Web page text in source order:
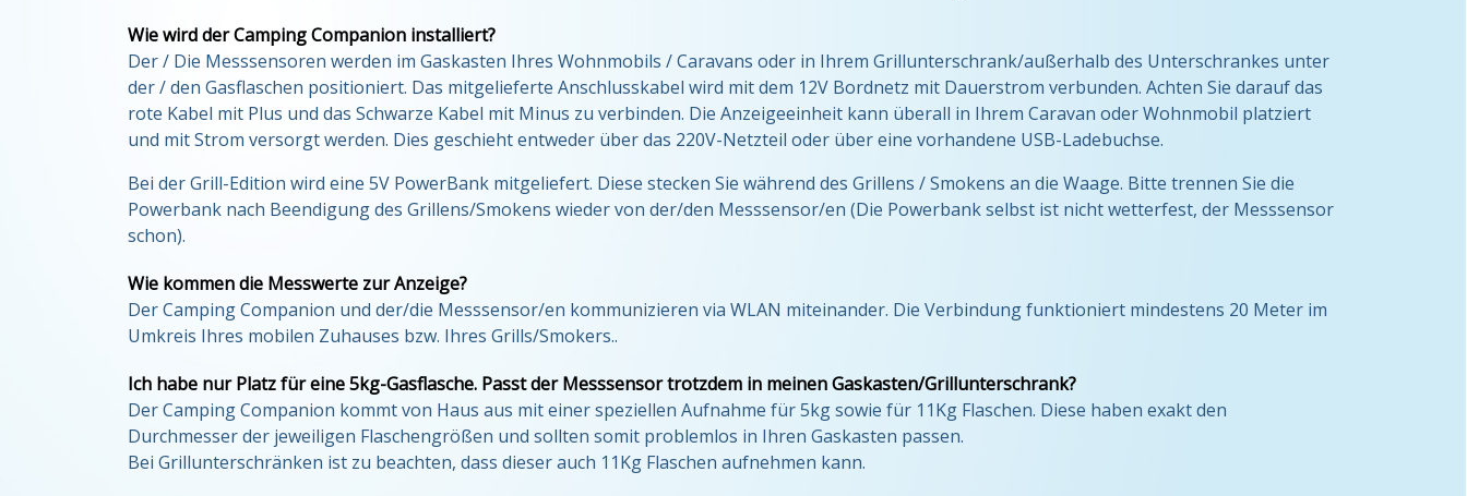
Wie wird der Camping Companion installiert?
Der / Die Messsensoren werden im Gaskasten Ihres Wohnmobils / Caravans oder in Ihrem Grillunterschrank/außerhalb des Unterschrankes unter
der / den Gasflaschen positioniert. Das mitgelieferte Anschlusskabel wird mit dem 12V Bordnetz mit Dauerstrom verbunden. Achten Sie darauf das
rote Kabel mit Plus und das Schwarze Kabel mit Minus zu verbinden. Die Anzeigeeinheit kann überall in Ihrem Caravan oder Wohnmobil platziert
und mit Strom versorgt werden. Dies geschieht entweder über das 220V-Netzteil oder über eine vorhandene USB-Ladebuchse.
Bei der Grill-Edition wird eine 5V PowerBank mitgeliefert. Diese stecken Sie während des Grillens / Smokens an die Waage. Bitte trennen Sie die
Powerbank nach Beendigung des Grillens/Smokens wieder von der/den Messsensor/en (Die Powerbank selbst ist nicht wetterfest, der Messsensor
schon).
Wie kommen die Messwerte zur Anzeige?
Der Camping Companion und der/die Messsensor/en kommunizieren via WLAN miteinander. Die Verbindung funktioniert mindestens 20 Meter im
Umkreis Ihres mobilen Zuhauses bzw. Ihres Grills/Smokers..
Ich habe nur Platz für eine 5kg-Gasflasche. Passt der Messsensor trotzdem in meinen Gaskasten/Grillunterschrank?
Der Camping Companion kommt von Haus aus mit einer speziellen Aufnahme für 5kg sowie für 11Kg Flaschen. Diese haben exakt den
Durchmesser der jeweiligen Flaschengrößen und sollten somit problemlos in Ihren Gaskasten passen.
Bei Grillunterschränken ist zu beachten, dass dieser auch 11Kg Flaschen aufnehmen kann.